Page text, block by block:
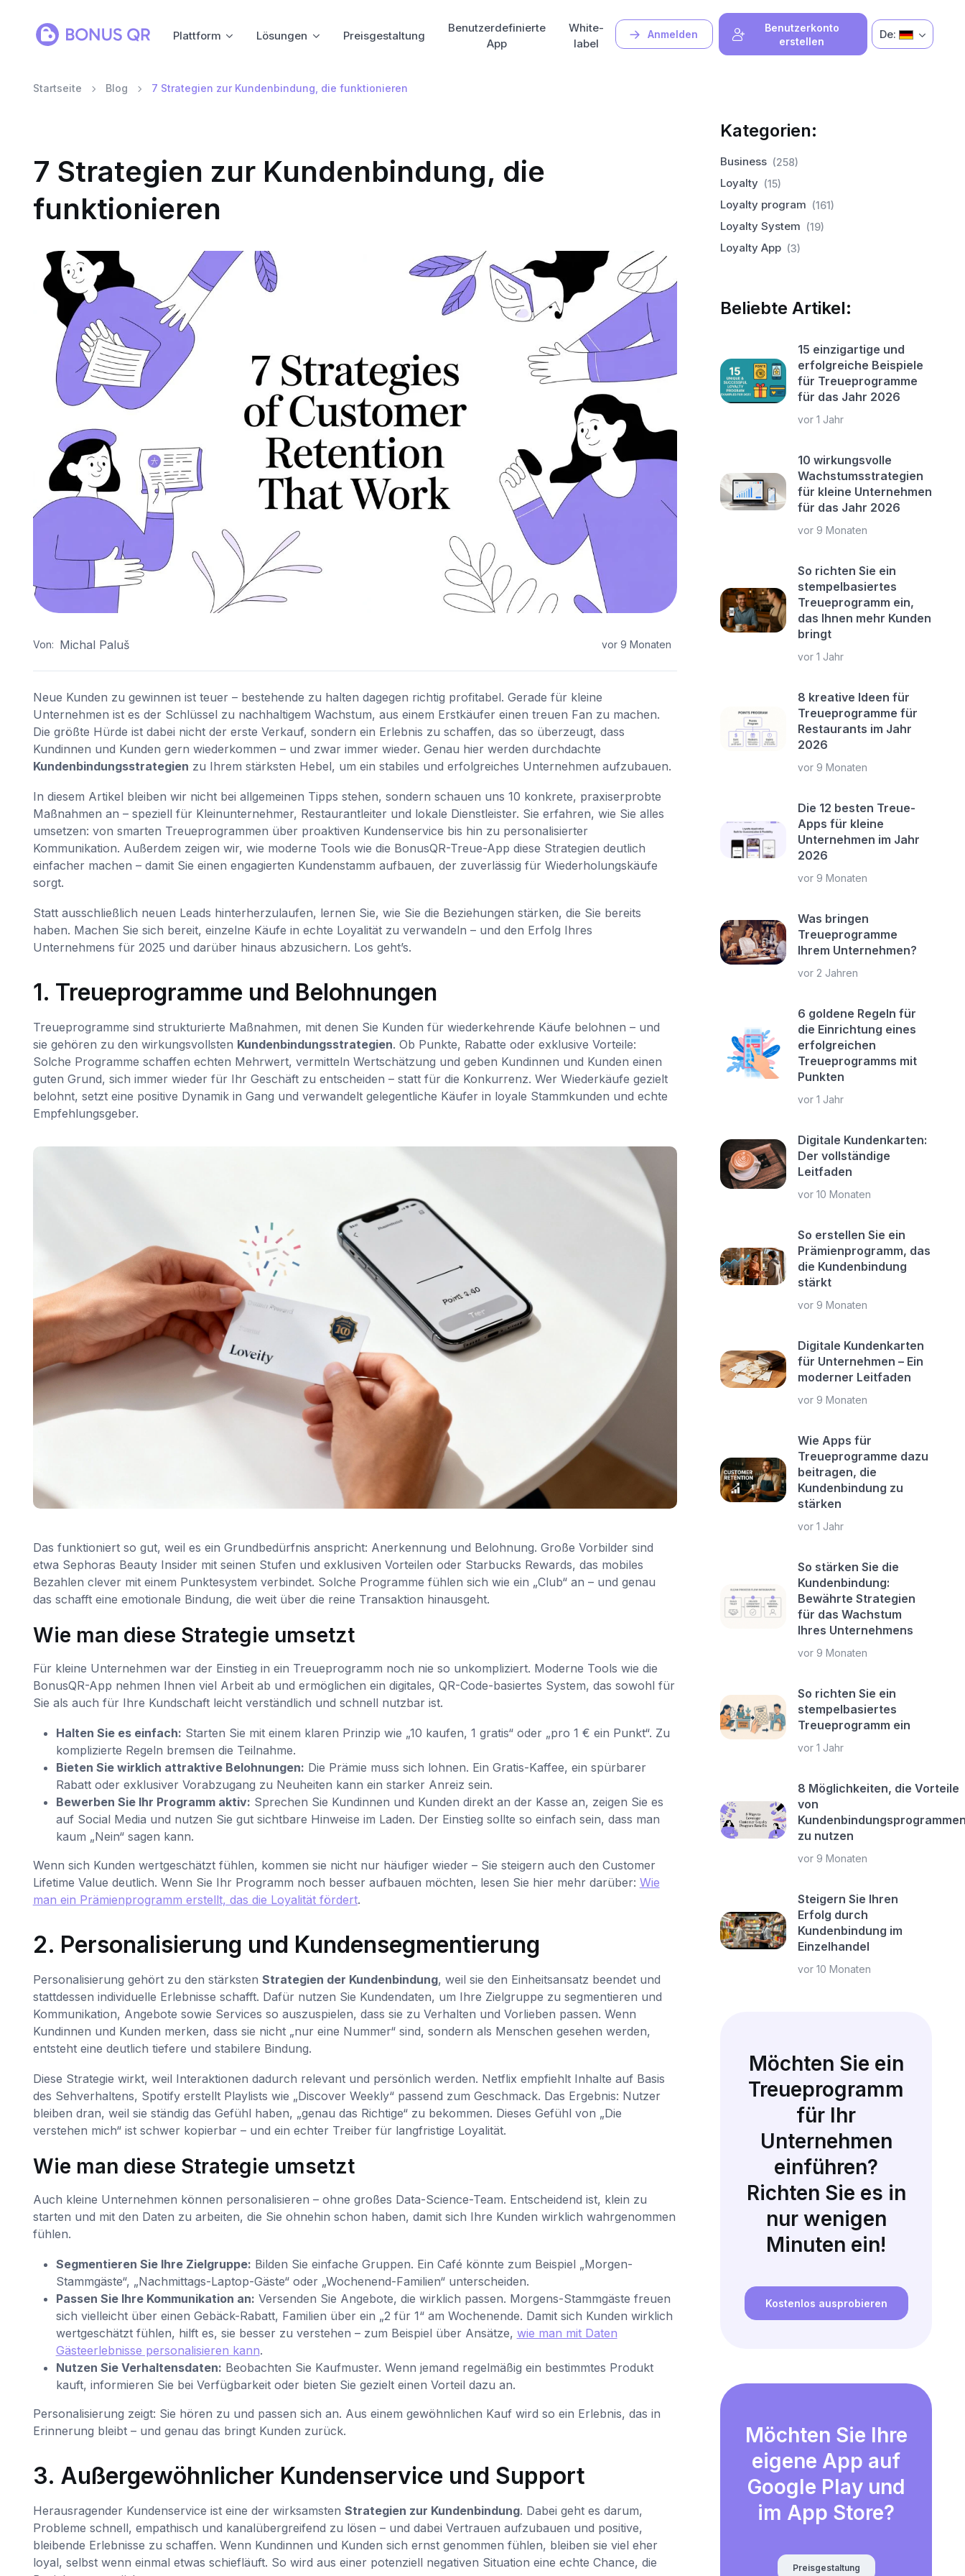
Anmelden
Benutzerkonto
erstellen
Plattform Lösungen Preisgestaltung
Benutzerdefinierte
App
White-
label
De:
Startseite Blog 7 Strategien zur Kundenbindung, die funktionieren
7 Strategien zur Kundenbindung, die
funktionieren
Von: Michal Paluš vor 9 Monaten
Neue Kunden zu gewinnen ist teuer – bestehende zu halten dagegen richtig profitabel. Gerade für kleine
Unternehmen ist es der Schlüssel zu nachhaltigem Wachstum, aus einem Erstkäufer einen treuen Fan zu machen.
Die größte Hürde ist dabei nicht der erste Verkauf, sondern ein Erlebnis zu schaffen, das so überzeugt, dass
Kundinnen und Kunden gern wiederkommen – und zwar immer wieder. Genau hier werden durchdachte
Kundenbindungsstrategien zu Ihrem stärksten Hebel, um ein stabiles und erfolgreiches Unternehmen aufzubauen.
In diesem Artikel bleiben wir nicht bei allgemeinen Tipps stehen, sondern schauen uns 10 konkrete, praxiserprobte
Maßnahmen an – speziell für Kleinunternehmer, Restaurantleiter und lokale Dienstleister. Sie erfahren, wie Sie alles
umsetzen: von smarten Treueprogrammen über proaktiven Kundenservice bis hin zu personalisierter
Kommunikation. Außerdem zeigen wir, wie moderne Tools wie die BonusQR-Treue-App diese Strategien deutlich
einfacher machen – damit Sie einen engagierten Kundenstamm aufbauen, der zuverlässig für Wiederholungskäufe
sorgt.
Statt ausschließlich neuen Leads hinterherzulaufen, lernen Sie, wie Sie die Beziehungen stärken, die Sie bereits
haben. Machen Sie sich bereit, einzelne Käufe in echte Loyalität zu verwandeln – und den Erfolg Ihres
Unternehmens für 2025 und darüber hinaus abzusichern. Los geht’s.
1. Treueprogramme und Belohnungen
Treueprogramme sind strukturierte Maßnahmen, mit denen Sie Kunden für wiederkehrende Käufe belohnen – und
sie gehören zu den wirkungsvollsten Kundenbindungsstrategien. Ob Punkte, Rabatte oder exklusive Vorteile:
Solche Programme schaffen echten Mehrwert, vermitteln Wertschätzung und geben Kundinnen und Kunden einen
guten Grund, sich immer wieder für Ihr Geschäft zu entscheiden – statt für die Konkurrenz. Wer Wiederkäufe gezielt
belohnt, setzt eine positive Dynamik in Gang und verwandelt gelegentliche Käufer in loyale Stammkunden und echte
Empfehlungsgeber.
Das funktioniert so gut, weil es ein Grundbedürfnis anspricht: Anerkennung und Belohnung. Große Vorbilder sind
etwa Sephoras Beauty Insider mit seinen Stufen und exklusiven Vorteilen oder Starbucks Rewards, das mobiles
Bezahlen clever mit einem Punktesystem verbindet. Solche Programme fühlen sich wie ein „Club“ an – und genau
das schafft eine emotionale Bindung, die weit über die reine Transaktion hinausgeht.
Wie man diese Strategie umsetzt
Für kleine Unternehmen war der Einstieg in ein Treueprogramm noch nie so unkompliziert. Moderne Tools wie die
BonusQR-App nehmen Ihnen viel Arbeit ab und ermöglichen ein digitales, QR-Code-basiertes System, das sowohl für
Sie als auch für Ihre Kundschaft leicht verständlich und schnell nutzbar ist.
Halten Sie es einfach: Starten Sie mit einem klaren Prinzip wie „10 kaufen, 1 gratis“ oder „pro 1 € ein Punkt“. Zu
komplizierte Regeln bremsen die Teilnahme.
Bieten Sie wirklich attraktive Belohnungen: Die Prämie muss sich lohnen. Ein Gratis-Kaffee, ein spürbarer
Rabatt oder exklusiver Vorabzugang zu Neuheiten kann ein starker Anreiz sein.
Bewerben Sie Ihr Programm aktiv: Sprechen Sie Kundinnen und Kunden direkt an der Kasse an, zeigen Sie es
auf Social Media und nutzen Sie gut sichtbare Hinweise im Laden. Der Einstieg sollte so einfach sein, dass man
kaum „Nein“ sagen kann.
Wenn sich Kunden wertgeschätzt fühlen, kommen sie nicht nur häufiger wieder – Sie steigern auch den Customer
Lifetime Value deutlich. Wenn Sie Ihr Programm noch besser aufbauen möchten, lesen Sie hier mehr darüber: Wie
man ein Prämienprogramm erstellt, das die Loyalität fördert.
2. Personalisierung und Kundensegmentierung
Personalisierung gehört zu den stärksten Strategien der Kundenbindung, weil sie den Einheitsansatz beendet und
stattdessen individuelle Erlebnisse schafft. Dafür nutzen Sie Kundendaten, um Ihre Zielgruppe zu segmentieren und
Kommunikation, Angebote sowie Services so auszuspielen, dass sie zu Verhalten und Vorlieben passen. Wenn
Kundinnen und Kunden merken, dass sie nicht „nur eine Nummer“ sind, sondern als Menschen gesehen werden,
entsteht eine deutlich tiefere und stabilere Bindung.
Diese Strategie wirkt, weil Interaktionen dadurch relevant und persönlich werden. Netflix empfiehlt Inhalte auf Basis
des Sehverhaltens, Spotify erstellt Playlists wie „Discover Weekly“ passend zum Geschmack. Das Ergebnis: Nutzer
bleiben dran, weil sie ständig das Gefühl haben, „genau das Richtige“ zu bekommen. Dieses Gefühl von „Die
verstehen mich“ ist schwer kopierbar – und ein echter Treiber für langfristige Loyalität.
Wie man diese Strategie umsetzt
Auch kleine Unternehmen können personalisieren – ohne großes Data-Science-Team. Entscheidend ist, klein zu
starten und mit den Daten zu arbeiten, die Sie ohnehin schon haben, damit sich Ihre Kunden wirklich wahrgenommen
fühlen.
Segmentieren Sie Ihre Zielgruppe: Bilden Sie einfache Gruppen. Ein Café könnte zum Beispiel „Morgen-
Stammgäste“, „Nachmittags-Laptop-Gäste“ oder „Wochenend-Familien“ unterscheiden.
Passen Sie Ihre Kommunikation an: Versenden Sie Angebote, die wirklich passen. Morgens-Stammgäste freuen
sich vielleicht über einen Gebäck-Rabatt, Familien über ein „2 für 1“ am Wochenende. Damit sich Kunden wirklich
wertgeschätzt fühlen, hilft es, sie besser zu verstehen – zum Beispiel über Ansätze, wie man mit Daten
Gästeerlebnisse personalisieren kann.
Nutzen Sie Verhaltensdaten: Beobachten Sie Kaufmuster. Wenn jemand regelmäßig ein bestimmtes Produkt
kauft, informieren Sie bei Verfügbarkeit oder bieten Sie gezielt einen Vorteil dazu an.
Personalisierung zeigt: Sie hören zu und passen sich an. Aus einem gewöhnlichen Kauf wird so ein Erlebnis, das in
Erinnerung bleibt – und genau das bringt Kunden zurück.
3. Außergewöhnlicher Kundenservice und Support
Herausragender Kundenservice ist eine der wirksamsten Strategien zur Kundenbindung. Dabei geht es darum,
Probleme schnell, empathisch und kanalübergreifend zu lösen – und dabei Vertrauen aufzubauen und positive,
bleibende Erlebnisse zu schaffen. Wenn Kundinnen und Kunden sich ernst genommen fühlen, bleiben sie viel eher
loyal, selbst wenn einmal etwas schiefläuft. So wird aus einer potenziell negativen Situation eine echte Chance, die
Kategorien:
Business (258)
Loyalty (15)
Loyalty program (161)
Loyalty System (19)
Loyalty App (3)
Beliebte Artikel:
15 einzigartige und
erfolgreiche Beispiele
für Treueprogramme
für das Jahr 2026
vor 1 Jahr
10 wirkungsvolle
Wachstumsstrategien
für kleine Unternehmen
für das Jahr 2026
vor 9 Monaten
So richten Sie ein
stempelbasiertes
Treueprogramm ein,
das Ihnen mehr Kunden
bringt
vor 1 Jahr
8 kreative Ideen für
Treueprogramme für
Restaurants im Jahr
2026
vor 9 Monaten
Die 12 besten Treue-
Apps für kleine
Unternehmen im Jahr
2026
vor 9 Monaten
Was bringen
Treueprogramme
Ihrem Unternehmen?
vor 2 Jahren
6 goldene Regeln für
die Einrichtung eines
erfolgreichen
Treueprogramms mit
Punkten
vor 1 Jahr
Digitale Kundenkarten:
Der vollständige
Leitfaden
vor 10 Monaten
So erstellen Sie ein
Prämienprogramm, das
die Kundenbindung
stärkt
vor 9 Monaten
Digitale Kundenkarten
für Unternehmen – Ein
moderner Leitfaden
vor 9 Monaten
Wie Apps für
Treueprogramme dazu
beitragen, die
Kundenbindung zu
stärken
vor 1 Jahr
So stärken Sie die
Kundenbindung:
Bewährte Strategien
für das Wachstum
Ihres Unternehmens
vor 9 Monaten
So richten Sie ein
stempelbasiertes
Treueprogramm ein
vor 1 Jahr
8 Möglichkeiten, die Vorteile
von
zu nutzen
vor 9 Monaten
Steigern Sie Ihren
Erfolg durch
Kundenbindung im
Einzelhandel
vor 10 Monaten
Möchten Sie ein
Treueprogramm
für Ihr
Unternehmen
einführen?
Richten Sie es in
nur wenigen
Minuten ein!
Kostenlos ausprobieren
Möchten Sie Ihre
eigene App auf
Google Play und
im App Store?
Preisgestaltung